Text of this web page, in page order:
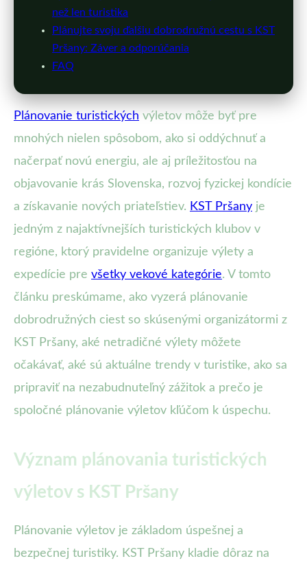
než len turistika
Plánujte svoju ďalšiu dobrodružnú cestu s KST
Pršany: Záver a odporúčania
FAQ
Plánovanie turistických výletov môže byť pre
mnohých nielen spôsobom, ako si oddýchnuť a
načerpať novú energiu, ale aj príležitosťou na
objavovanie krás Slovenska, rozvoj fyzickej kondície
a získavanie nových priateľstiev. KST Pršany je
jedným z najaktívnejších turistických klubov v
regióne, ktorý pravidelne organizuje výlety a
expedície pre všetky vekové kategórie. V tomto
článku preskúmame, ako vyzerá plánovanie
dobrodružných ciest so skúsenými organizátormi z
KST Pršany, aké netradičné výlety môžete
očakávať, aké sú aktuálne trendy v turistike, ako sa
pripraviť na nezabudnuteľný zážitok a prečo je
spoločné plánovanie výletov kľúčom k úspechu.
Význam plánovania turistických
výletov s KST Pršany
Plánovanie výletov je základom úspešnej a
bezpečnej turistiky. KST Pršany kladie dôraz na